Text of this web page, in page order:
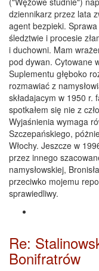
dziennikarz przez lata
agent bezpieki.
śledztwie i procesie
i duchowni. Mam
pod dywan. Cytowane
Suplementu głęboko
rozmawiać z
składajacym w 1950 r.
spotkałem się nie z
Wyjaśnienia wymaga
Szczepańskiego,
Włochy. Jeszcze w
przez innego
namysłowskiej,
przeciwko mojemu
sprawiedliwy.
Re:
Bonifratrów